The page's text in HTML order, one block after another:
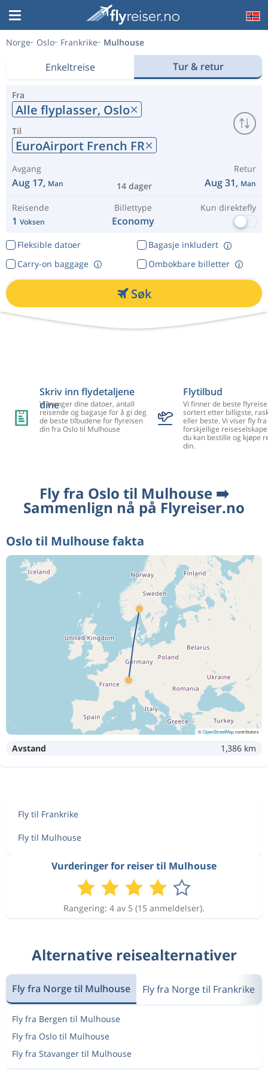
Norge Oslo Frankrike Mulhouse
Enkeltreise Tur & retur
Fra
Alle flyplasser, Oslo
Til
EuroAirport French FR
Avgang
Aug 17, Man 14 dager
Retur
Aug 31, Man
Reisende
1 Voksen
Billettype
Economy
Kun direktefly
Fleksible datoer
Bagasje inkludert
Ombokbare billetter
Carry-on baggage
Søk
Skriv inn flydetaljene
dine
Vi trenger dine datoer, antall
reisende og bagasje for å gi deg
de beste tilbudene for flyreisen
din fra Oslo til Mulhouse
Flytilbud
Vi finner de beste
sortert etter billigste,
eller beste. Vi viser fly
forskjellige
du kan bestille og kjøpe
din.
Fly fra Oslo til Mulhouse ➡️
Sammenlign nå på Flyreiser.no
Oslo til Mulhouse fakta
©OpenStreetMapcontributors
Avstand 1,386 km
Fly til Frankrike
Fly til Mulhouse
Vurderinger for reiser til Mulhouse
Rangering: 4 av 5 (15 anmeldelser).
Alternative reisealternativer
Fly fra Norge til Mulhouse Fly fra Norge til Frankrike
Fly fra Bergen til Mulhouse
Fly fra Oslo til Mulhouse
Fly fra Stavanger til Mulhouse